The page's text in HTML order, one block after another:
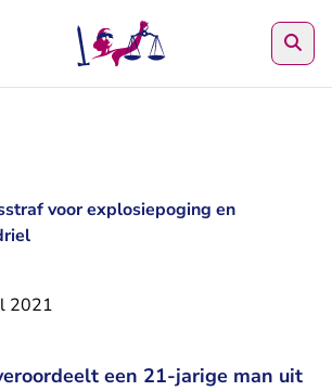
voor explosiepoging en
2021
een 21-jarige man uit